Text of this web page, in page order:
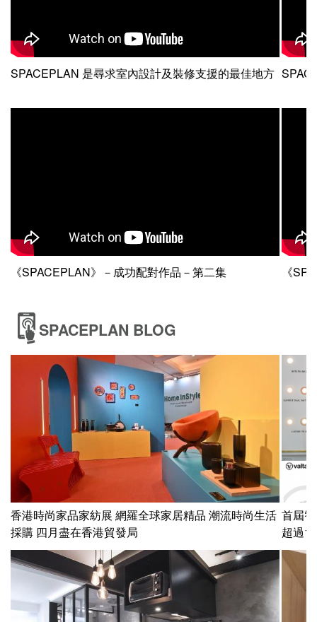
SPACEPLAN 是尋求室內設計及裝修支援的最佳地方
《SPACEPLAN》－成功配對作品－第二集 《
SPACEPLAN BLOG
香港時尚家品家紡展 網羅全球家居精品 潮流時尚生活
採購 四月盡在香港貿發局
首屆
超過